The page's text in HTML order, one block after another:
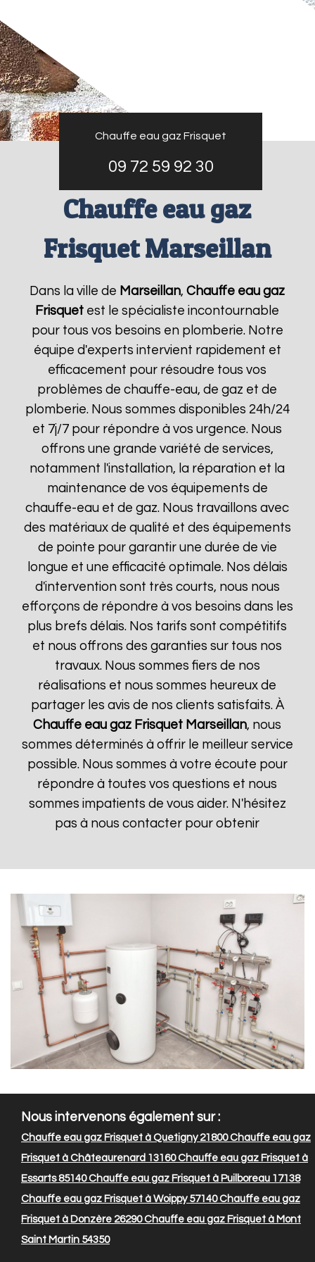
Chauffe eau gaz Frisquet
09 72 59 92 30
Chauffe eau gaz
Frisquet Marseillan
Dans la ville de Marseillan,Chauffe eau gaz
Frisquet est le spécialiste incontournable
pour tous vos besoins en plomberie. Notre
équipe d'experts intervient rapidement et
efficacement pour résoudre tous vos
problèmes de chauffe-eau, de gaz et de
plomberie. Nous sommes disponibles 24h/24
et 7j/7 pour répondre à vos urgence. Nous
offrons une grande variété de services,
notamment l'installation, la réparation et la
maintenance de vos équipements de
chauffe-eau et de gaz. Nous travaillons avec
des matériaux de qualité et des équipements
de pointe pour garantir une durée de vie
longue et une efficacité optimale. Nos délais
d'intervention sont très courts, nous nous
efforçons de répondre à vos besoins dans les
plus brefs délais. Nos tarifs sont compétitifs
et nous offrons des garanties sur tous nos
travaux. Nous sommes fiers de nos
réalisations et nous sommes heureux de
partager les avis de nos clients satisfaits. À
Chauffe eau gaz Frisquet Marseillan, nous
sommes déterminés à offrir le meilleur service
possible. Nous sommes à votre écoute pour
répondre à toutes vos questions et nous
sommes impatients de vous aider. N'hésitez
pas à nous contacter pour obtenir
Nous intervenons également sur :
Chauffe eau gaz Frisquet à Quetigny 21800Chauffe eau gaz
Frisquet à Châteaurenard 13160Chauffe eau gaz Frisquet à
Essarts 85140Chauffe eau gaz Frisquet à Puilboreau 17138
Chauffe eau gaz Frisquet à Woippy 57140Chauffe eau gaz
Frisquet à Donzère 26290Chauffe eau gaz Frisquet à Mont
Saint Martin 54350